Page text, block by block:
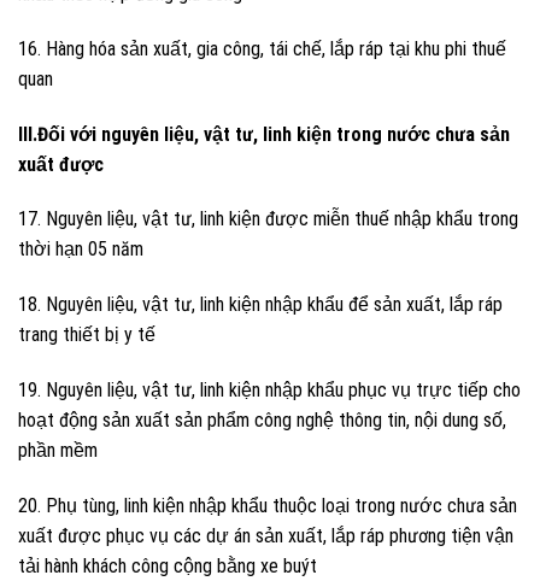
16. Hàng hóa sản xuất, gia công, tái chế, lắp ráp tại khu phi thuế
quan
III.Đối với nguyên liệu, vật tư, linh kiện trong nước chưa sản
xuất được
17. Nguyên liệu, vật tư, linh kiện được miễn thuế nhập khẩu trong
thời hạn 05 năm
18. Nguyên liệu, vật tư, linh kiện nhập khẩu để sản xuất, lắp ráp
trang thiết bị y tế
19. Nguyên liệu, vật tư, linh kiện nhập khẩu phục vụ trực tiếp cho
hoạt động sản xuất sản phẩm công nghệ thông tin, nội dung số,
phần mềm
20. Phụ tùng, linh kiện nhập khẩu thuộc loại trong nước chưa sản
xuất được phục vụ các dự án sản xuất, lắp ráp phương tiện vận
tải hành khách công cộng bằng xe buýt